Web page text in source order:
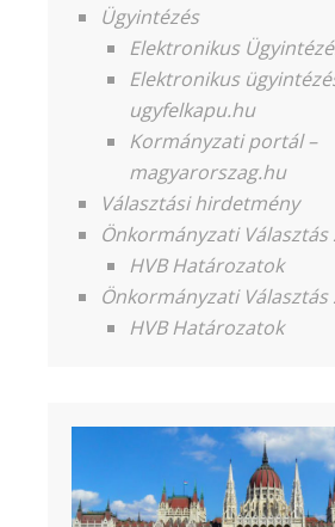
Ügyintézés
Elektronikus
Elektronikus
ugyfelkapu.hu
Kormányzati portál –
magyarorszag.hu
Választási hirdetmény
Önkormányzati Választás
HVB Határozatok
Önkormányzati Választás
HVB Határozatok